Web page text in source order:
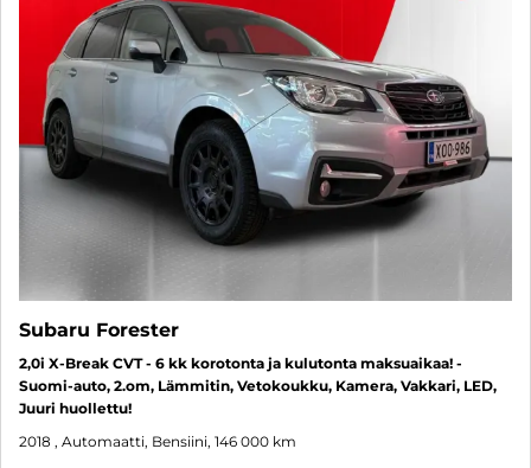
Subaru Forester
2,0i X-Break CVT - 6 kk korotonta ja kulutonta maksuaikaa! -
Suomi-auto, 2.om, Lämmitin, Vetokoukku, Kamera, Vakkari, LED,
Juuri huollettu!
2018 , Automaatti, Bensiini, 146 000 km